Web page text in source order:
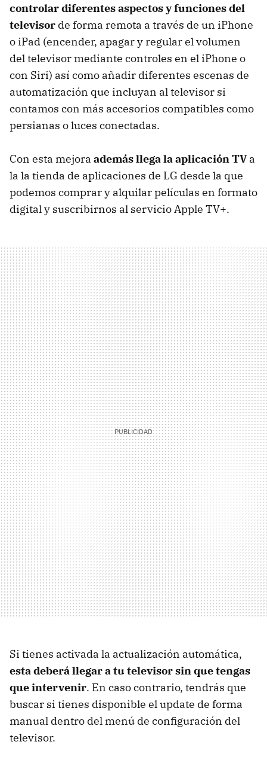
controlar diferentes aspectos y funciones del
televisor de forma remota a través de un iPhone
o iPad (encender, apagar y regular el volumen
del televisor mediante controles en el iPhone o
con Siri) así como añadir diferentes escenas de
automatización que incluyan al televisor si
contamos con más accesorios compatibles como
persianas o luces conectadas.
Con esta mejora además llega la aplicación TVa
la la tienda de aplicaciones de LG desde la que
podemos comprar y alquilar películas en formato
digital y suscribirnos al servicio Apple TV+.
Si tienes activada la actualización automática,
esta deberá llegar a tu televisor sin que tengas
que intervenir. En caso contrario, tendrás que
buscar si tienes disponible el update de forma
manual dentro del menú de configuración del
televisor.